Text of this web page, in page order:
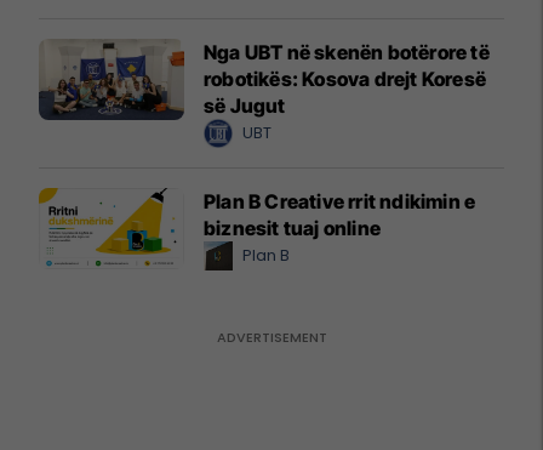
Nga UBT në skenën botërore të
robotikës: Kosova drejt Koresë
së Jugut
UBT
Plan B Creative rrit ndikimin e
biznesit tuaj online
Plan B